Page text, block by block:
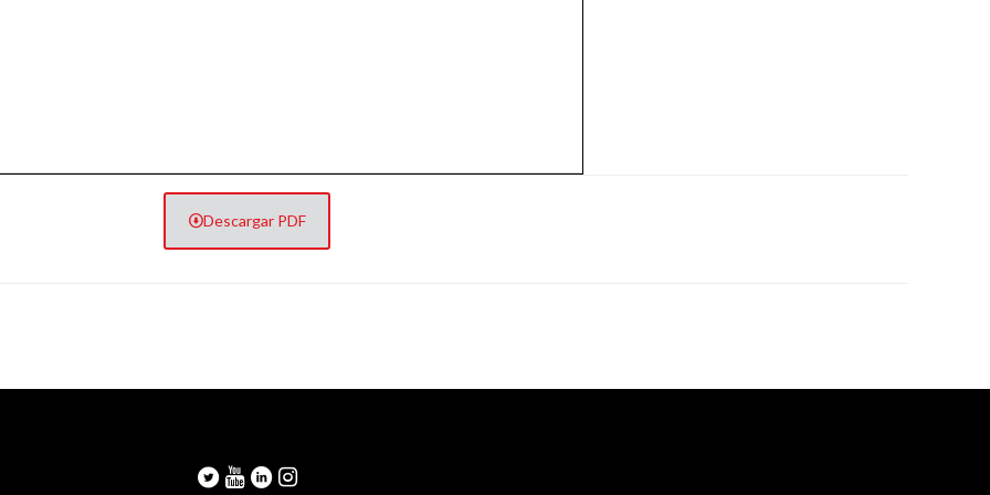
Descargar PDF